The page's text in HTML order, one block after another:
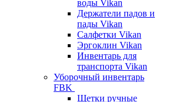
воды Vikan
Держатели падов и
пады Vikan
Салфетки Vikan
Эргоклин Vikan
Инвентарь для
транспорта Vikan
Уборочный инвентарь
FBK
Щетки ручные